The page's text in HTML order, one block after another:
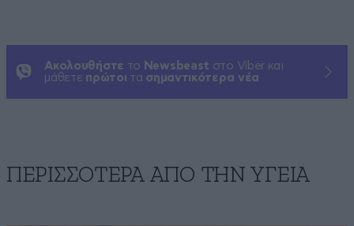
Ακολουθήστε το Newsbeast στο Viber και
μάθετε πρώτοι τα σημαντικότερα νέα
ΠΕΡΙΣΣΟΤΕΡΑ ΑΠΟ ΤΗΝ ΥΓΕΙΑ